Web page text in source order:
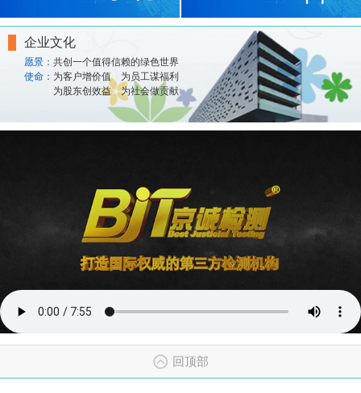
企业文化
愿景： 共创一个值得信赖的绿色世界
使命： 为客户增价值 为员工谋福利
为股东创效益 为社会做贡献
回顶部